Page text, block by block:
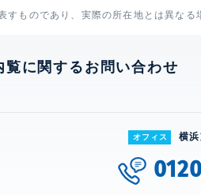
ものであり、実際の所在地とは異なる
覧に関するお問い合わせ
オフィス 横